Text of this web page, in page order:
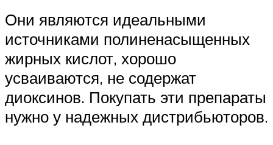
Они являются идеальными
источниками полиненасыщенных
жирных кислот, хорошо
усваиваются, не содержат
диоксинов. Покупать эти препараты
нужно у надежных дистрибьюторов.